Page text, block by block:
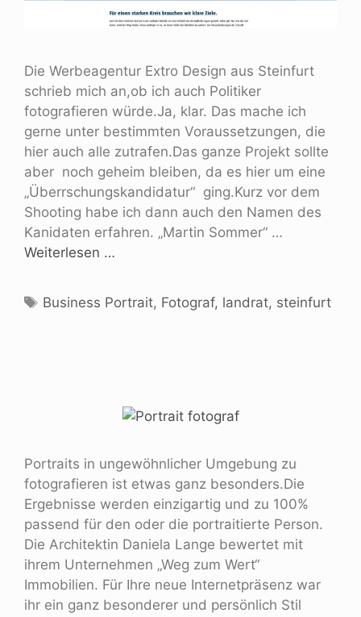
Die Werbeagentur Extro Design aus Steinfurt
schrieb mich an,ob ich auch Politiker
fotografieren würde.Ja, klar. Das mache ich
gerne unter bestimmten Voraussetzungen, die
hier auch alle zutrafen.Das ganze Projekt sollte
aber noch geheim bleiben, da es hier um eine
„Überrschungskandidatur“ ging.Kurz vor dem
Shooting habe ich dann auch den Namen des
Kanidaten erfahren. „Martin Sommer“ …
Weiterlesen …
Business Portrait, Fotograf, landrat, steinfurt
Portraits in ungewöhnlicher Umgebung zu
fotografieren ist etwas ganz besonders.Die
Ergebnisse werden einzigartig und zu 100%
passend für den oder die portraitierte Person.
Die Architektin Daniela Lange bewertet mit
ihrem Unternehmen „Weg zum Wert“
Immobilien. Für Ihre neue Internetpräsenz war
ihr ein ganz besonderer und persönlich Stil